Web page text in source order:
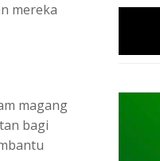
mereka
magang
bagi